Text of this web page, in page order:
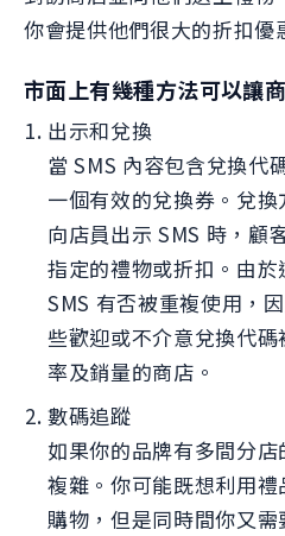
你會提供他們很大的折扣優
市面上有幾種方法可以讓
出示和兌換
當 SMS 內容包含兌換代
一個有效的兌換券。兌
向店員出示 SMS 時，顧
指定的禮物或折扣。由
SMS 有否被重複使用，
些歡迎或不介意兌換代
率及銷量的商店。
數碼追蹤
如果你的品牌有多間分
複雜。你可能既想利用
購物，但是同時間你又